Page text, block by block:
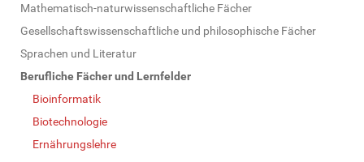
Mathematisch-naturwissenschaftliche Fächer
Gesellschaftswissenschaftliche und philosophische Fächer
Sprachen und Literatur
Berufliche Fächer und Lernfelder
Bioinformatik
Biotechnologie
Ernährungslehre